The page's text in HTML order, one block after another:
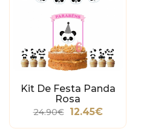
Kit De Festa Panda
Rosa
24.90€ 12.45€